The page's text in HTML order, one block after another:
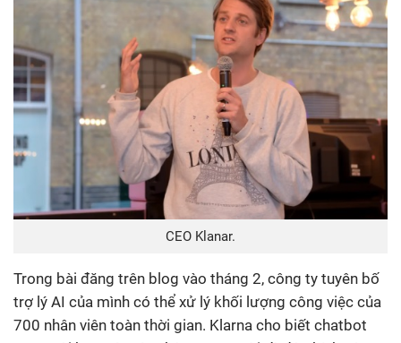
CEO Klanar.
Trong bài đăng trên blog vào tháng 2, công ty tuyên bố
trợ lý AI của mình có thể xử lý khối lượng công việc của
700 nhân viên toàn thời gian. Klarna cho biết chatbot